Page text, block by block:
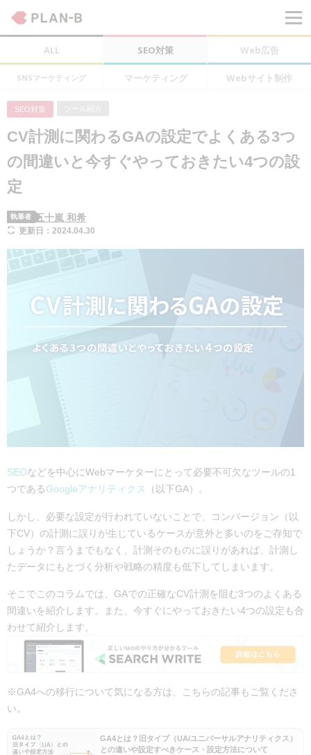
ALL SEO対策 Web広告
SNSマーケティング マーケティング Webサイト制作
SEO対策
CV計測に関わるGAの設定でよくある3つ
の間違いと今すぐやっておきたい4つの設
定
執筆者 五十嵐 和希
更新日：2024.04.30
SEOなどを中心にWebマーケターにとって必要不可欠なツールの1
つであるGoogleアナリティクス （以下GA）。
しかし、必要な設定が行われていないことで、コンバージョン（以
下CV）の計測に誤りが生じているケースが意外と多いのをご存知で
しょうか？言うまでもなく、計測そのものに誤りがあれば、計測し
たデータにもとづく分析や戦略の精度も低下してしまいます。
そこでこのコラムでは、GAでの正確なCV計測を阻む3つのよくある
間違いを紹介します。また、今すぐにやっておきたい4つの設定も合
わせて紹介します。
※GA4への移行について気になる方は、こちらの記事もご覧くださ
い。
GA4とは？旧タイプ（UA/ユニバーサルアナリティクス）
との違いや設定すべきケース・設定方法について